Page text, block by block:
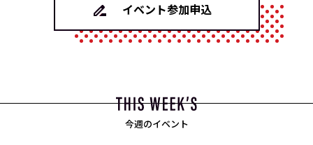
イベント参加申込
今週のイベント